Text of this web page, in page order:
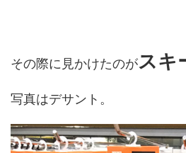
その際に見かけたのがスキ
写真はデサント。